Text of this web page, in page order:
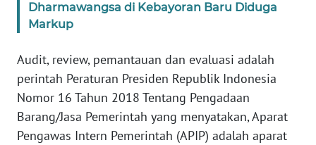
Dharmawangsa di Kebayoran Baru Diduga
Markup
Audit, review, pemantauan dan evaluasi adalah
perintah Peraturan Presiden Republik Indonesia
Nomor 16 Tahun 2018 Tentang Pengadaan
Barang/Jasa Pemerintah yang menyatakan, Aparat
Pengawas Intern Pemerintah (APIP) adalah aparat
KARIR
DISCLAIMER
Wahana
News
Regional